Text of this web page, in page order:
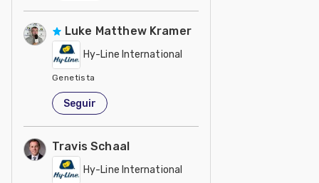
Luke Matthew Kramer
Hy-Line International
Genetista
Estados Unidos de América
Seguir
Travis Schaal
Hy-Line International